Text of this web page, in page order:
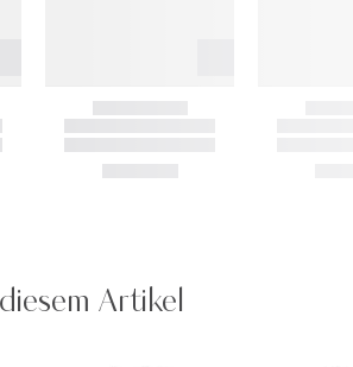
Artikel